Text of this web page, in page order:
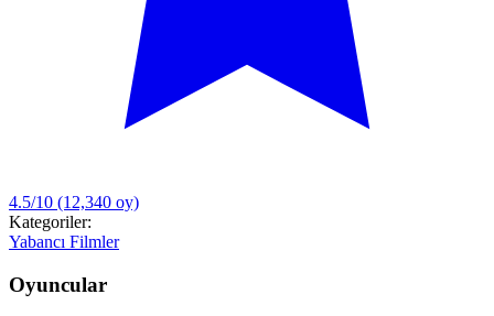
4.5/10 (12,340 oy)
Kategoriler:
Yabancı Filmler
Oyuncular